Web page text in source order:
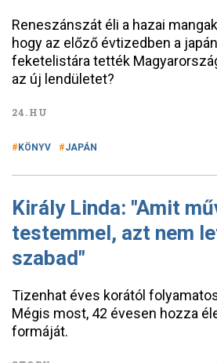
Reneszánszát éli a hazai
hogy az előző évtizedben a
feketelistára tették
az új lendületet?
24.HU
KÖNYV JAPÁN
Király Linda: "Amit
testemmel, azt nem
szabad"
Tizenhat éves korától
Mégis most, 42 évesen hozza
formáját.